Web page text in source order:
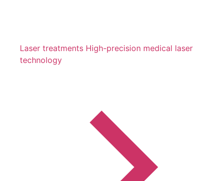
Laser treatments High-precision medical laser
technology